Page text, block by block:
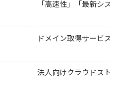
「高速性」「最新シ
ドメイン取得サービス
法人向けクラウドスト